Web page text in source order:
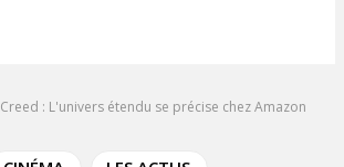
Creed : L'univers étendu se précise chez Amazon